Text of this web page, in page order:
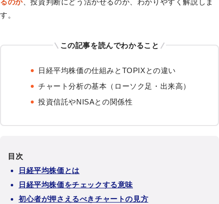
るのか、投資判断にどう活かせるのか、わかりやすく解説しま
す。
この記事を読んでわかること
日経平均株価の仕組みとTOPIXとの違い
チャート分析の基本（ローソク足・出来高）
投資信託やNISAとの関係性
目次
日経平均株価とは
日経平均株価をチェックする意味
初心者が押さえるべきチャートの見方